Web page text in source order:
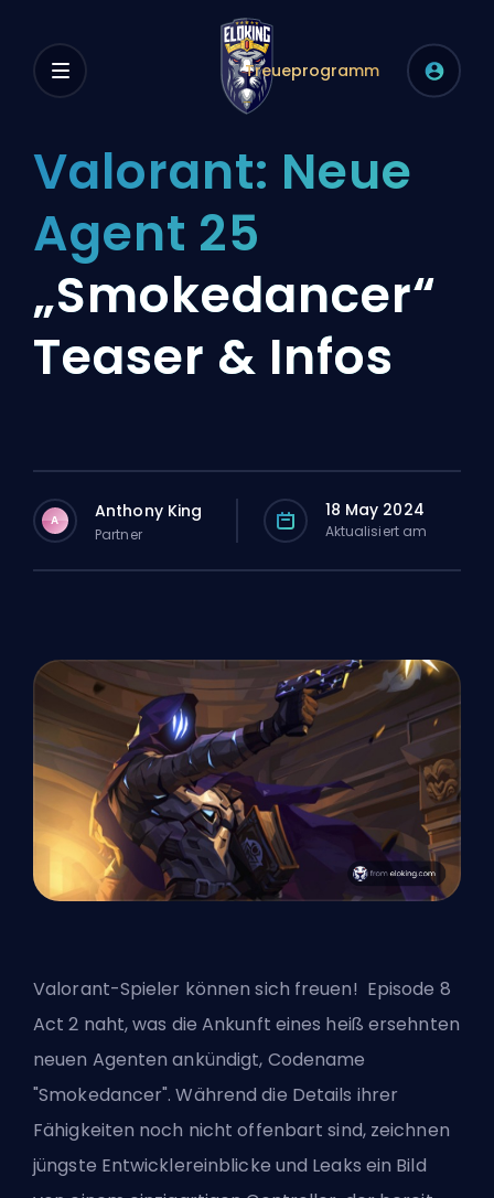
Treueprogramm
Valorant: Neue
Agent 25
„Smokedancer“
Teaser & Infos
A Anthony King
Partner
18 May 2024
Aktualisiert am
Valorant-Spieler können sich freuen! Episode 8
Act 2 naht, was die Ankunft eines heiß ersehnten
neuen Agenten ankündigt, Codename
"Smokedancer". Während die Details ihrer
Fähigkeiten noch nicht offenbart sind, zeichnen
jüngste Entwicklereinblicke und Leaks ein Bild